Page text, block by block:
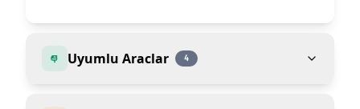
Uyumlu Araclar 4